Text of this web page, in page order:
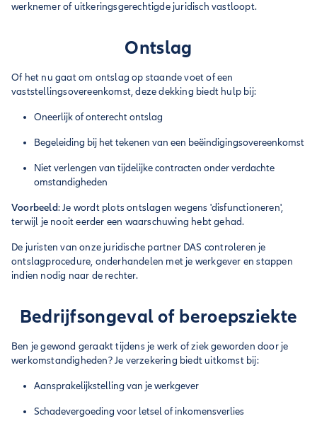
werknemer of uitkeringsgerechtigde juridisch vastloopt.
Ontslag
Of het nu gaat om ontslag op staande voet of een
vaststellingsovereenkomst, deze dekking biedt hulp bij:
Oneerlijk of onterecht ontslag
Begeleiding bij het tekenen van een beëindigingsovereenkomst
Niet verlengen van tijdelijke contracten onder verdachte
omstandigheden
Voorbeeld: Je wordt plots ontslagen wegens 'disfunctioneren',
terwijl je nooit eerder een waarschuwing hebt gehad.
De juristen van onze juridische partner DAS controleren je
ontslagprocedure, onderhandelen met je werkgever en stappen
indien nodig naar de rechter.
Bedrijfsongeval of beroepsziekte
Ben je gewond geraakt tijdens je werk of ziek geworden door je
werkomstandigheden? Je verzekering biedt uitkomst bij:
Aansprakelijkstelling van je werkgever
Schadevergoeding voor letsel of inkomensverlies